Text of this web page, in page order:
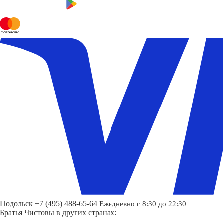
Подольск +7 (495) 488-65-64 Ежедневно с 8:30 до 22:30
Братья Чистовы в других странах: